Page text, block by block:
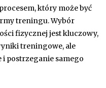
który może być
treningu. Wybór
fizycznej jest kluczowy,
treningowe, ale
i postrzeganie samego